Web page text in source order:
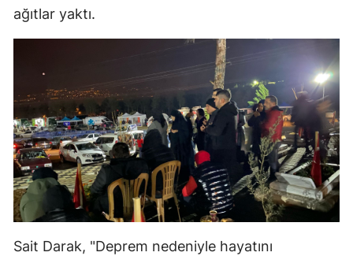
ağıtlar yaktı.
Sait Darak, "Deprem nedeniyle hayatını